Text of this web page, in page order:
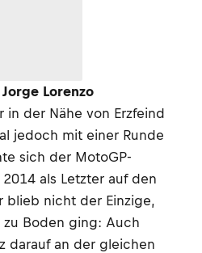
Lorenzo
der Nähe von Erzfeind
jedoch mit einer Runde
sich der MotoGP-
als Letzter auf den
blieb nicht der Einzige,
Boden ging: Auch
darauf an der gleichen